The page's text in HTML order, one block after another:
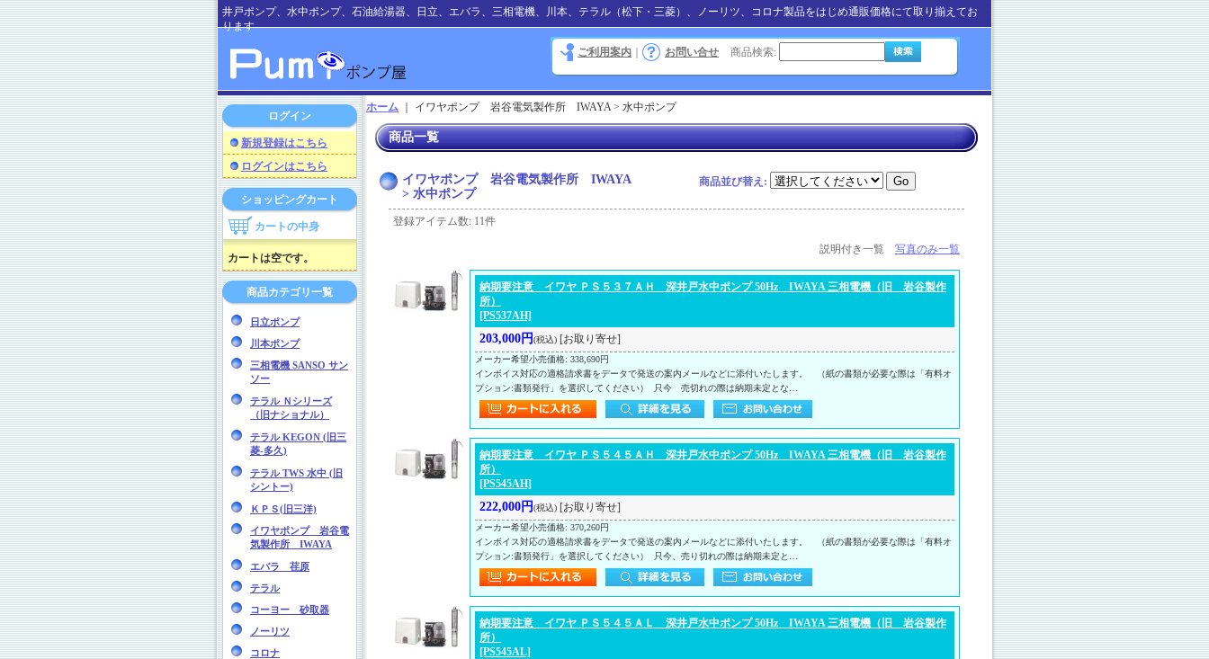
井戸ポンプ、水中ポンプ、石油給湯器、日立、エバラ、三相電機、川本、テラル（松下・三菱）、ノーリツ、コロナ製品をはじめ通販価格にて取り揃えてお
ります
ご利用案内 ｜ お問い合せ 商品検索:
ログイン
新規登録はこちら
ログインはこちら
ショッピングカート
カートの中身
カートは空です。
商品カテゴリ一覧
日立ポンプ
川本ポンプ
三相電機 SANSO サン
ソー
テラル Ｎシリーズ
（旧ナショナル）
テラル KEGON (旧三
菱-多久)
テラル TWS 水中 (旧
シントー)
ＫＰＳ(旧三洋)
イワヤポンプ 岩谷電
気製作所 IWAYA
エバラ 荏原
テラル
コーヨー 砂取器
ノーリツ
コロナ
ホーム イワヤポンプ 岩谷電気製作所 IWAYA > 水中ポンプ
商品一覧
イワヤポンプ 岩谷電気製作所 IWAYA
> 水中ポンプ
商品並び替え :
登録アイテム数: 11件
説明付き一覧 写真のみ一覧
納期要注意 イワヤ ＰＳ５３７ＡＨ 深井戸水中ポンプ 50Hz IWAYA 三相電機（旧 岩谷製作
所）
[PS537AH]
203,000円(税込) [お取り寄せ]
メーカー希望小売価格: 338,690円
インボイス対応の適格請求書をデータで発送の案内メールなどに添付いたします。 （紙の書類が必要な際は「有料オ
プション:書類発行」を選択してください） 只今 売切れの際は納期未定とな…
納期要注意 イワヤ ＰＳ５４５ＡＨ 深井戸水中ポンプ 50Hz IWAYA 三相電機（旧 岩谷製作
所）
[PS545AH]
222,000円(税込) [お取り寄せ]
メーカー希望小売価格: 370,260円
インボイス対応の適格請求書をデータで発送の案内メールなどに添付いたします。 （紙の書類が必要な際は「有料オ
プション:書類発行」を選択してください） 只今、売り切れの際は納期未定と…
納期要注意 イワヤ ＰＳ５４５ＡＬ 深井戸水中ポンプ 50Hz IWAYA 三相電機（旧 岩谷製作
所）
[PS545AL]